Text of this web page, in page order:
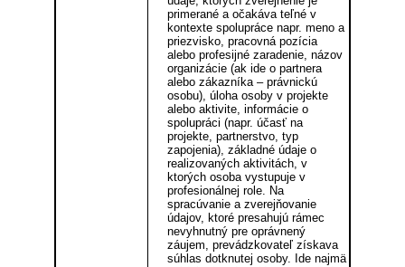
primerané a očakáva teľné v
kontexte spolupráce napr. meno a
priezvisko, pracovná pozícia
alebo profesijné zaradenie, názov
organizácie (ak ide o partnera
alebo zákazníka – právnickú
osobu), úloha osoby v projekte
alebo aktivite, informácie o
spolupráci (napr. účasť na
projekte, partnerstvo, typ
zapojenia), základné údaje o
realizovaných aktivitách, v
ktorých osoba vystupuje v
profesionálnej role. Na
spracúvanie a zverejňovanie
údajov, ktoré presahujú rámec
nevyhnutný pre oprávnený
záujem, prevádzkovateľ získava
súhlas dotknutej osoby. Ide najmä